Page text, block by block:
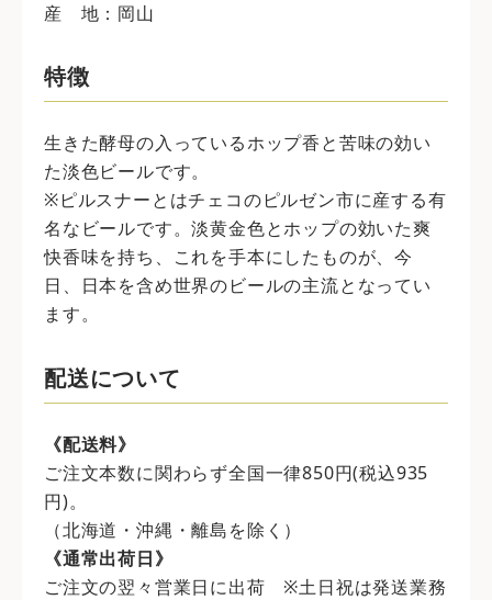
産 地：岡山
特徴
生きた酵母の入っているホップ香と苦味の効い
た淡色ビールです。
※ピルスナーとはチェコのピルゼン市に産する有
名なビールです。淡黄金色とホップの効いた爽
快香味を持ち、これを手本にしたものが、今
日、日本を含め世界のビールの主流となってい
ます。
配送について
《配送料》
ご注文本数に関わらず全国一律850円(税込935
円)。
（北海道・沖縄・離島を除く）
《通常出荷日》
ご注文の翌々営業日に出荷 ※土日祝は発送業務